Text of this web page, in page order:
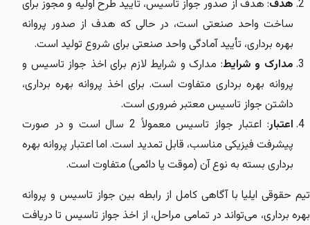
هدف: هدف از صدور جواز تاسیس، تأیید طرح اولیه و مجوز برای
ساخت واحد صنعتی است، در حالی که هدف از صدور پروانه
بهره برداری، تأیید آمادگی واحد صنعتی برای شروع تولید است.
مدارک و شرایط: مدارک و شرایط لازم برای اخذ جواز تاسیس و
پروانه بهره برداری متفاوت است. برای اخذ پروانه بهره برداری،
داشتن جواز تاسیس معتبر ضروری است.
اعتبار
: اعتبار جواز تاسیس معمولاً 2 سال است و در صورت
پیشرفت فیزیکی مناسب، قابل تمدید است. اما اعتبار پروانه بهره
برداری بسته به نوع آن (موقت یا دائمی) متفاوت است.
تیم حقوقی ایلیا با آگاهی کامل از رابطه بین جواز تاسیس و پروانه
بهره برداری، می‌تواند در تمامی مراحل، از اخذ جواز تاسیس تا دریافت